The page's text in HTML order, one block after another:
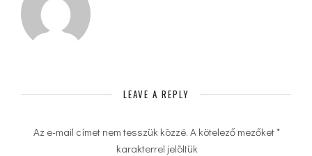
LEAVE A REPLY
Az e-mail címet nem tesszük közzé. A kötelező mezőket*
karakterrel jelöltük